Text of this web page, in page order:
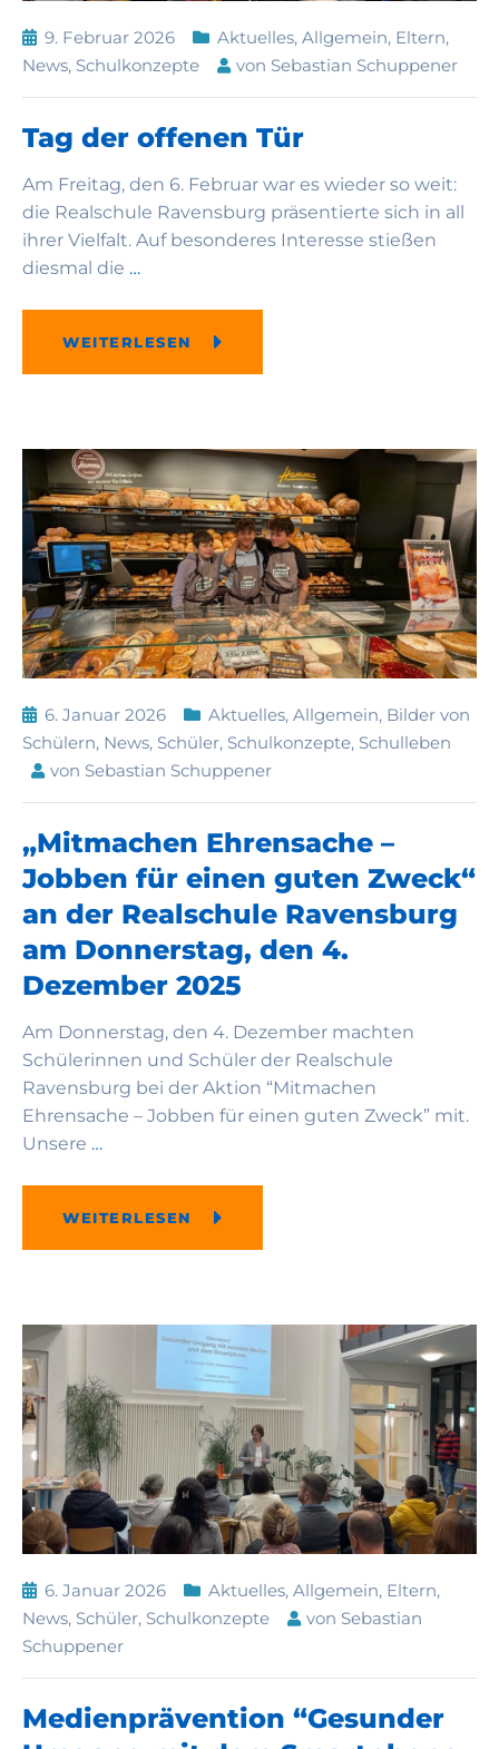
9. Februar 2026 Aktuelles, Allgemein, Eltern,
News, Schulkonzepte von Sebastian Schuppener
Tag der offenen Tür
Am Freitag, den 6. Februar war es wieder so weit:
die Realschule Ravensburg präsentierte sich in all
ihrer Vielfalt. Auf besonderes Interesse stießen
diesmal die …
WEITERLESEN
6. Januar 2026 Aktuelles, Allgemein, Bilder von
Schülern, News, Schüler, Schulkonzepte, Schulleben
von Sebastian Schuppener
„Mitmachen Ehrensache –
Jobben für einen guten Zweck“
an der Realschule Ravensburg
am Donnerstag, den 4.
Dezember 2025
Am Donnerstag, den 4. Dezember machten
Schülerinnen und Schüler der Realschule
Ravensburg bei der Aktion “Mitmachen
Ehrensache – Jobben für einen guten Zweck” mit.
Unsere …
WEITERLESEN
6. Januar 2026 Aktuelles, Allgemein, Eltern,
News, Schüler, Schulkonzepte von Sebastian
Schuppener
Medienprävention “Gesunder